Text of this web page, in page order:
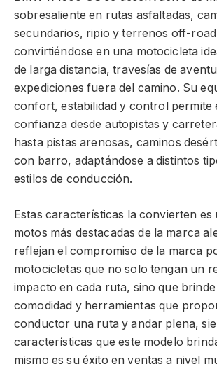
sobresaliente en rutas asfaltadas,
secundarios, ripio y terrenos off-
convirtiéndose en una motocicleta
de larga distancia, travesías de
expediciones fuera del camino. Su
confort, estabilidad y control permite
confianza desde autopistas y
hasta pistas arenosas, caminos
con barro, adaptándose a distintos
estilos de conducción.
Estas características la convierten es
motos más destacadas de la marca
reflejan el compromiso de la marca
motocicletas que no solo tengan un
impacto en cada ruta, sino que
comodidad y herramientas que
conductor una ruta y andar plena,
características que este modelo
mismo es su éxito en ventas a nivel